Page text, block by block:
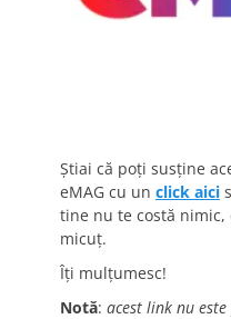
Știai că poți susține
eMAG cu un click aici
tine nu te costă
micuț.
Îți mulțumesc!
Notă: acest link nu